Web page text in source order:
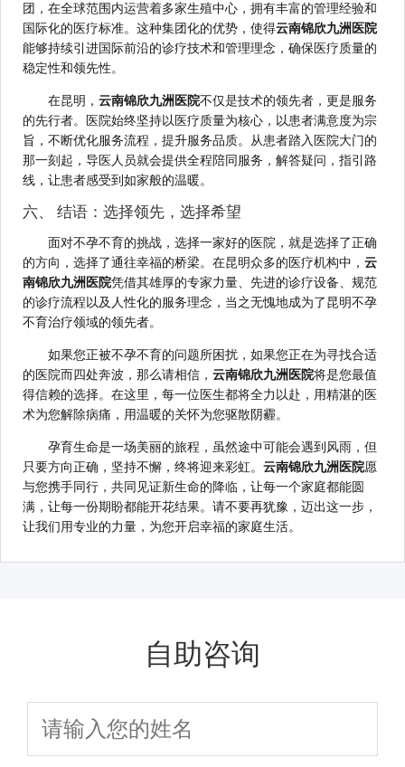
团，在全球范围内运营着多家生殖中心，拥有丰富的管理经验和
国际化的医疗标准。这种集团化的优势，使得云南锦欣九洲医院
能够持续引进国际前沿的诊疗技术和管理理念，确保医疗质量的
稳定性和领先性。
在昆明，云南锦欣九洲医院不仅是技术的领先者，更是服务
的先行者。医院始终坚持以医疗质量为核心，以患者满意度为宗
旨，不断优化服务流程，提升服务品质。从患者踏入医院大门的
那一刻起，导医人员就会提供全程陪同服务，解答疑问，指引路
线，让患者感受到如家般的温暖。
六、 结语：选择领先，选择希望
面对不孕不育的挑战，选择一家好的医院，就是选择了正确
的方向，选择了通往幸福的桥梁。在昆明众多的医疗机构中，云
南锦欣九洲医院凭借其雄厚的专家力量、先进的诊疗设备、规范
的诊疗流程以及人性化的服务理念，当之无愧地成为了昆明不孕
不育治疗领域的领先者。
如果您正被不孕不育的问题所困扰，如果您正在为寻找合适
的医院而四处奔波，那么请相信，云南锦欣九洲医院将是您最值
得信赖的选择。在这里，每一位医生都将全力以赴，用精湛的医
术为您解除病痛，用温暖的关怀为您驱散阴霾。
孕育生命是一场美丽的旅程，虽然途中可能会遇到风雨，但
只要方向正确，坚持不懈，终将迎来彩虹。云南锦欣九洲医院愿
与您携手同行，共同见证新生命的降临，让每一个家庭都能圆
满，让每一份期盼都能开花结果。请不要再犹豫，迈出这一步，
让我们用专业的力量，为您开启幸福的家庭生活。
自助咨询